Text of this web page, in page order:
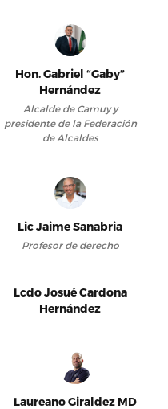
Hon. Gabriel “Gaby”
Hernández
Alcalde de Camuy y
presidente de la Federación
de Alcaldes
Lic Jaime Sanabria
Profesor de derecho
Lcdo Josué Cardona
Hernández
Laureano Giraldez MD